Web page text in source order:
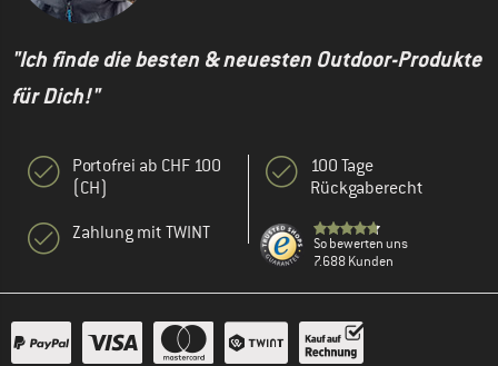
"Ich finde die besten & neuesten Outdoor-Produkte
für Dich!"
Portofrei ab CHF 100
(CH)
Zahlung mit TWINT
100 Tage
Rückgaberecht
So bewerten uns
7.688 Kunden